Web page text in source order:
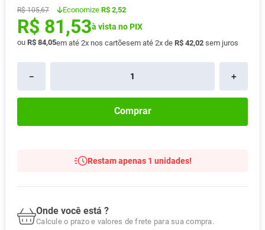
R$ 105,67 Economize R$ 2,52
R$ 81,53à vista no PIX
ou R$ 84,05em até 2x nos cartõesem até 2x de R$ 42,02 sem juros
＋
－
Comprar
Restam apenas 1 unidades!
Onde você está ?
Calcule o prazo e valores de frete para sua compra.
9 Lavitan
10º Vitamina D